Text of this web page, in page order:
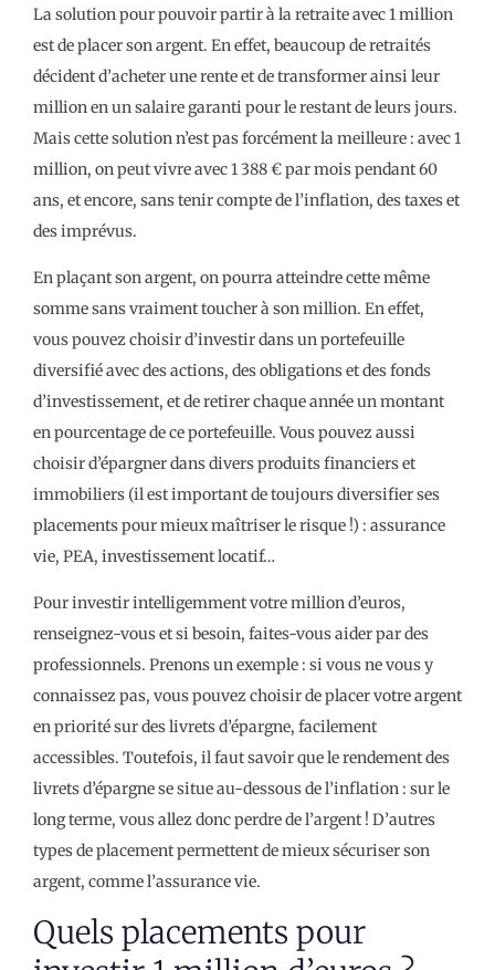
La solution pour pouvoir partir à la retraite avec 1 million
est de placer son argent. En effet, beaucoup de retraités
décident d’acheter une rente et de transformer ainsi leur
million en un salaire garanti pour le restant de leurs jours.
Mais cette solution n’est pas forcément la meilleure : avec 1
million, on peut vivre avec 1 388 € par mois pendant 60
ans, et encore, sans tenir compte de l’inflation, des taxes et
des imprévus.
En plaçant son argent, on pourra atteindre cette même
somme sans vraiment toucher à son million. En effet,
vous pouvez choisir d’investir dans un portefeuille
diversifié avec des actions, des obligations et des fonds
d’investissement, et de retirer chaque année un montant
en pourcentage de ce portefeuille. Vous pouvez aussi
choisir d’épargner dans divers produits financiers et
immobiliers (il est important de toujours diversifier ses
placements pour mieux maîtriser le risque !) : assurance
vie, PEA, investissement locatif…
Pour investir intelligemment votre million d’euros,
renseignez-vous et si besoin, faites-vous aider par des
professionnels. Prenons un exemple : si vous ne vous y
connaissez pas, vous pouvez choisir de placer votre argent
en priorité sur des livrets d’épargne, facilement
accessibles. Toutefois, il faut savoir que le rendement des
livrets d’épargne se situe au-dessous de l’inflation : sur le
long terme, vous allez donc perdre de l’argent ! D’autres
types de placement permettent de mieux sécuriser son
argent, comme l’assurance vie.
Quels placements pour